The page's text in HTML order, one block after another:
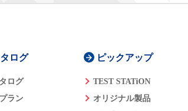
ログ
ログ
ラン
ピックアップ
TEST STATiON
オリジナル製品